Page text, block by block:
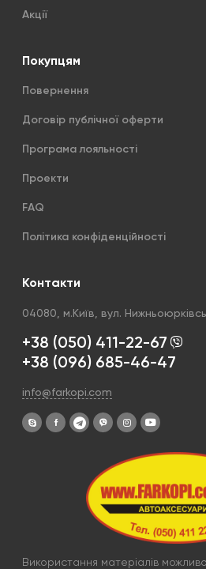
Використання матеріалів можливо
Акції
Покупцям
Повернення
Договір публічної оферти
Програма лояльності
Проекти
FAQ
Політика конфіденційності
Контакти
04080, м.Київ, вул.
+38 (050) 411-22-67
+38 (096) 685-46-47
info@farkopi.com